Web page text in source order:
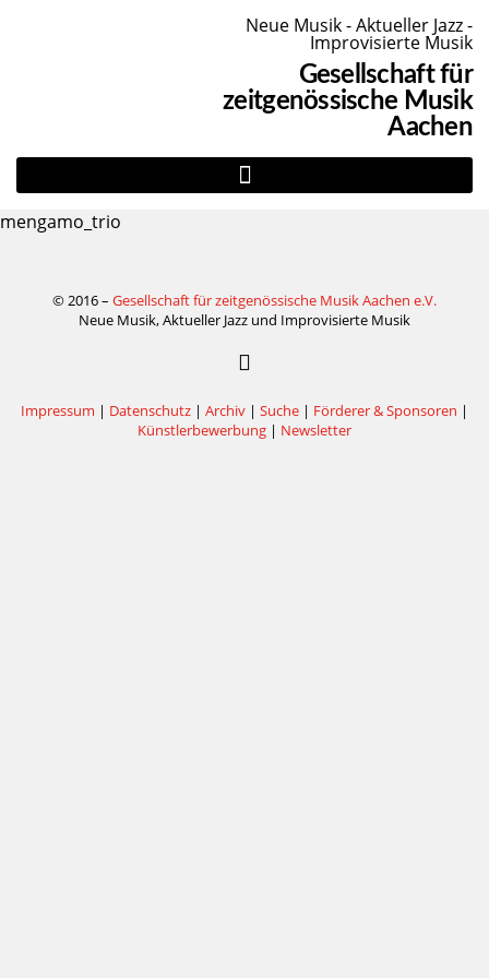
Neue Musik - Aktueller Jazz -
Improvisierte Musik
Gesellschaft für
zeitgenössische Musik
Aachen
mengamo_trio
© 2016 – Gesellschaft für zeitgenössische Musik Aachen e.V.
Neue Musik, Aktueller Jazz und Improvisierte Musik
Impressum | Datenschutz | Archiv | Suche | Förderer & Sponsoren |
Künstlerbewerbung | Newsletter